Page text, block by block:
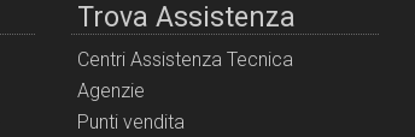
Trova Assistenza
Centri Assistenza Tecnica
Agenzie
Punti vendita